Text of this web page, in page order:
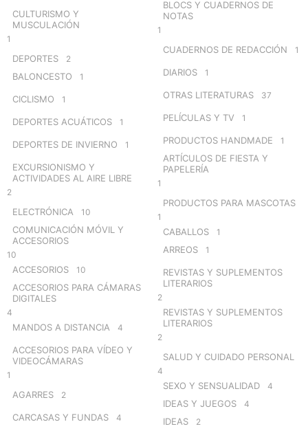
CULTURISMO Y
MUSCULACIÓN
1
DEPORTES 2
BALONCESTO 1
CICLISMO 1
DEPORTES ACUÁTICOS 1
DEPORTES DE INVIERNO 1
EXCURSIONISMO Y
ACTIVIDADES AL AIRE LIBRE
2
ELECTRÓNICA 10
COMUNICACIÓN MÓVIL Y
ACCESORIOS
10
ACCESORIOS 10
ACCESORIOS PARA CÁMARAS
DIGITALES
4
MANDOS A DISTANCIA 4
ACCESORIOS PARA VÍDEO Y
VIDEOCÁMARAS
1
AGARRES 2
CARCASAS Y FUNDAS 4
BLOCS Y CUADERNOS DE
NOTAS
1
CUADERNOS DE REDACCIÓN 1
DIARIOS 1
OTRAS LITERATURAS 37
PELÍCULAS Y TV 1
PRODUCTOS HANDMADE 1
ARTÍCULOS DE FIESTA Y
PAPELERÍA
1
PRODUCTOS PARA MASCOTAS
1
CABALLOS 1
ARREOS 1
REVISTAS Y SUPLEMENTOS
LITERARIOS
2
REVISTAS Y SUPLEMENTOS
LITERARIOS
2
SALUD Y CUIDADO PERSONAL
4
SEXO Y SENSUALIDAD 4
IDEAS Y JUEGOS 4
IDEAS 2